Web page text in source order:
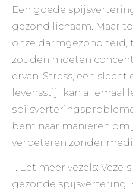
Een goede
gezond lichaam. Maar
onze darmgezondheid,
zouden moeten
ervan. Stress, een
levensstijl kan allemaal
bent naar manieren
verbeteren zonder
1. Eet meer vezels:
gezonde spijsvertering.